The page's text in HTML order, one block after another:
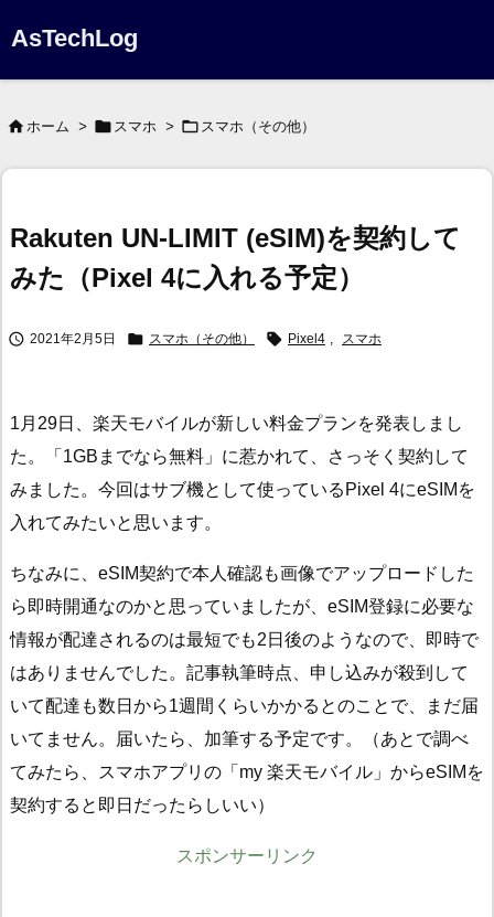
AsTechLog
 ホーム >  スマホ >  スマホ（その他）
Rakuten UN-LIMIT (eSIM)を契約して
みた（Pixel 4に入れる予定）
 2021年2月5日  スマホ（その他）  Pixel4 , スマホ
1月29日、楽天モバイルが新しい料金プランを発表しまし
た。「1GBまでなら無料」に惹かれて、さっそく契約して
みました。今回はサブ機として使っているPixel 4にeSIMを
入れてみたいと思います。
ちなみに、eSIM契約で本人確認も画像でアップロードした
ら即時開通なのかと思っていましたが、eSIM登録に必要な
情報が配達されるのは最短でも2日後のようなので、即時で
はありませんでした。記事執筆時点、申し込みが殺到して
いて配達も数日から1週間くらいかかるとのことで、まだ届
いてません。届いたら、加筆する予定です。（あとで調べ
てみたら、スマホアプリの「my 楽天モバイル」からeSIMを
契約すると即日だったらしいい）
スポンサーリンク